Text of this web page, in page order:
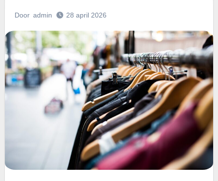
Door admin 28 april 2026